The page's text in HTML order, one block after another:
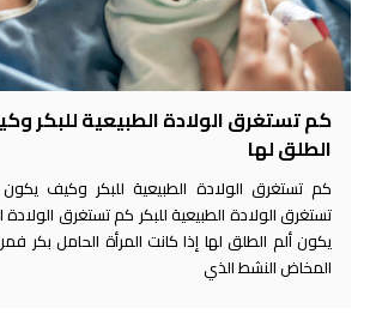
كم تستغرق الولادة الطبيعية للبكر
الطلق لها
كم تستغرق الولادة الطبيعية للبكر وكيف
تستغرق الولادة الطبيعية للبكر كم تستغرق الولادة
يكون ألم الطلق لها إذا كانت المرأة الحامل بكر
المخاض النشط الذي